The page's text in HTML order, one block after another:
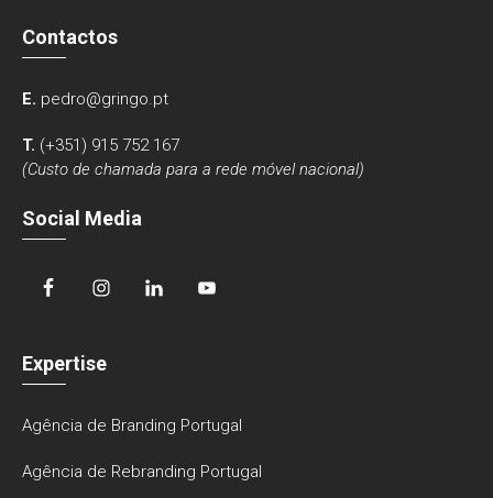
Contactos
E. pedro@gringo.pt
T. (+351) 915 752 167
(Custo de chamada para a rede móvel nacional)
Social Media
Expertise
Agência de Branding Portugal
Agência de Rebranding Portugal